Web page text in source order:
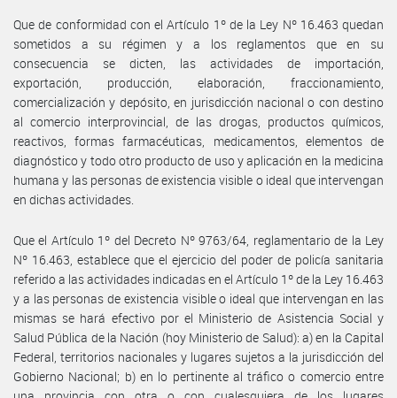
Que de conformidad con el Artículo 1º de la Ley Nº 16.463 quedan
sometidos a su régimen y a los reglamentos que en su
consecuencia se dicten, las actividades de importación,
exportación, producción, elaboración, fraccionamiento,
comercialización y depósito, en jurisdicción nacional o con destino
al comercio interprovincial, de las drogas, productos químicos,
reactivos, formas farmacéuticas, medicamentos, elementos de
diagnóstico y todo otro producto de uso y aplicación en la medicina
humana y las personas de existencia visible o ideal que intervengan
en dichas actividades.
Que el Artículo 1º del Decreto Nº 9763/64, reglamentario de la Ley
Nº 16.463, establece que el ejercicio del poder de policía sanitaria
referido a las actividades indicadas en el Artículo 1º de la Ley 16.463
y a las personas de existencia visible o ideal que intervengan en las
mismas se hará efectivo por el Ministerio de Asistencia Social y
Salud Pública de la Nación (hoy Ministerio de Salud): a) en la Capital
Federal, territorios nacionales y lugares sujetos a la jurisdicción del
Gobierno Nacional; b) en lo pertinente al tráfico o comercio entre